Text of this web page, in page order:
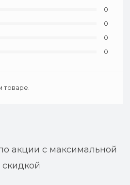
0
0
0
0
товаре.
акции с максимальной
скидкой